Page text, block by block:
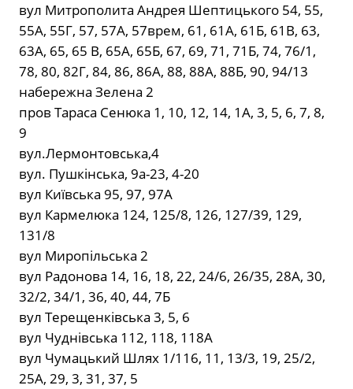
вул Митрополита Андрея Шептицького 54, 55,
55А, 55Г, 57, 57А, 57врем, 61, 61А, 61Б, 61В, 63,
63А, 65, 65 В, 65А, 65Б, 67, 69, 71, 71Б, 74, 76/1,
78, 80, 82Г, 84, 86, 86А, 88, 88А, 88Б, 90, 94/13
набережна Зелена 2
пров Тараса Сенюка 1, 10, 12, 14, 1А, 3, 5, 6, 7, 8,
9
вул.Лермонтовська,4
вул. Пушкінська, 9а-23, 4-20
вул Київська 95, 97, 97А
вул Кармелюка 124, 125/8, 126, 127/39, 129,
131/8
вул Миропільська 2
вул Радонова 14, 16, 18, 22, 24/6, 26/35, 28А, 30,
32/2, 34/1, 36, 40, 44, 7Б
вул Терещенківська 3, 5, 6
вул Чуднівська 112, 118, 118А
вул Чумацький Шлях 1/116, 11, 13/3, 19, 25/2,
25А, 29, 3, 31, 37, 5